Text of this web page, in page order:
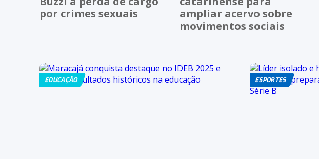
por crimes sexuais
ampliar acervo sobre
movimentos sociais
EDUCAÇÃO ESPORTES